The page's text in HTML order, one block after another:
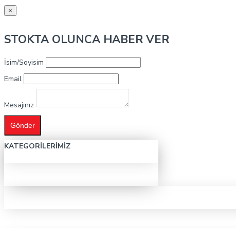
×
STOKTA OLUNCA HABER VER
İsim/Soyisim
Email
Mesajınız
Gönder
KATEGORILERIMIZ